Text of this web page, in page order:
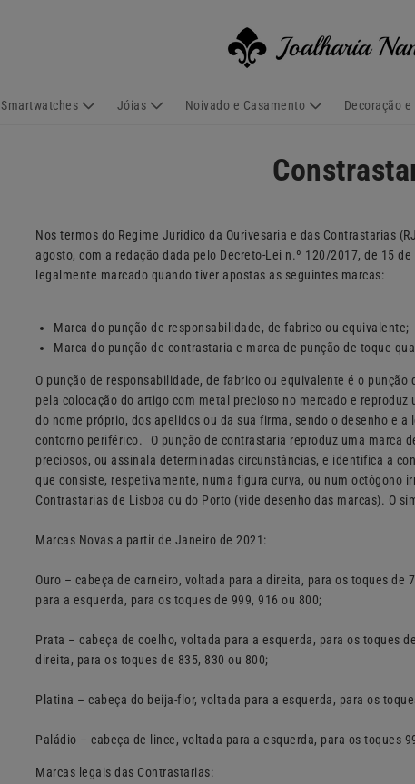
Smartwatches Jóias Noivado e Casamento Decoração
Nos termos do Regime Jurídico da Ourivesaria e das Contrastarias
agosto, com a redação dada pelo Decreto-Lei n.º 120/2017, de 15
legalmente marcado quando tiver apostas as seguintes marcas:
Marca do punção de responsabilidade, de fabrico ou equivalente;
Marca do punção de contrastaria e marca de punção de toque
O punção de responsabilidade, de fabrico ou equivalente é o
pela colocação do artigo com metal precioso no mercado e
do nome próprio, dos apelidos ou da sua firma, sendo o desenho e
contorno periférico. O punção de contrastaria reproduz uma marca
preciosos, ou assinala determinadas circunstâncias, e identifica a
que consiste, respetivamente, numa figura curva, ou num octógono
Contrastarias de Lisboa ou do Porto (vide desenho das marcas). O
Marcas Novas a partir de Janeiro de 2021:
Ouro – cabeça de carneiro, voltada para a direita, para os toques de
para a esquerda, para os toques de 999, 916 ou 800;
Prata – cabeça de coelho, voltada para a esquerda, para os toques
direita, para os toques de 835, 830 ou 800;
Platina – cabeça do beija-flor, voltada para a esquerda, para os
Paládio – cabeça de lince, voltada para a esquerda, para os toques
Marcas legais das Contrastarias: